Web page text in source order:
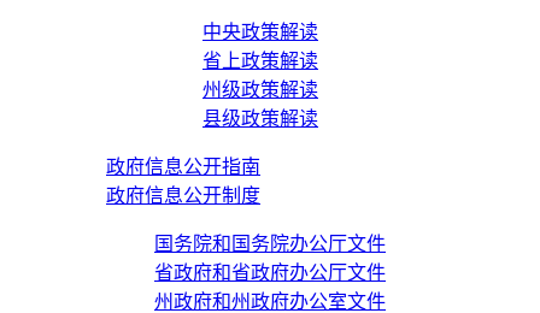
中央政策解读
省上政策解读
州级政策解读
县级政策解读
政府信息公开指南
政府信息公开制度
国务院和国务院办公厅文件
省政府和省政府办公厅文件
州政府和州政府办公室文件